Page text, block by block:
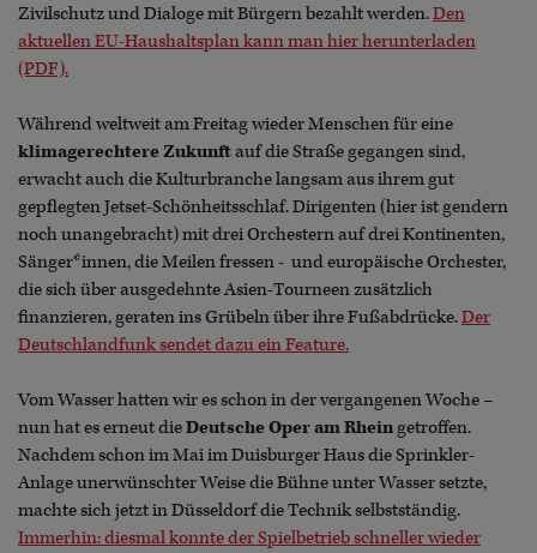
Zivilschutz und Dialoge mit Bürgern bezahlt werden.Den
aktuellen EU-Haushaltsplan kann man hier herunterladen
(PDF).
Während weltweit am Freitag wieder Menschen für eine
klimagerechtere Zukunftauf die Straße gegangen sind,
erwacht auch die Kulturbranche langsam aus ihrem gut
gepflegten Jetset-Schönheitsschlaf. Dirigenten (hier ist gendern
noch unangebracht) mit drei Orchestern auf drei Kontinenten,
Sänger*innen, die Meilen fressen - und europäische Orchester,
die sich über ausgedehnte Asien-Tourneen zusätzlich
finanzieren, geraten ins Grübeln über ihre Fußabdrücke.Der
Deutschlandfunk sendet dazu ein Feature.
Vom Wasser hatten wir es schon in der vergangenen Woche –
nun hat es erneut dieDeutsche Oper am Rheingetroffen.
Nachdem schon im Mai im Duisburger Haus die Sprinkler-
Anlage unerwünschter Weise die Bühne unter Wasser setzte,
machte sich jetzt in Düsseldorf die Technik selbstständig.
Immerhin: diesmal konnte der Spielbetrieb schneller wieder